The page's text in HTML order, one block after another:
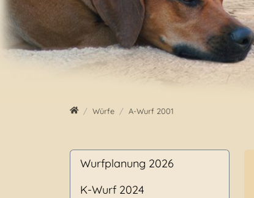
HomeWürfe A-Wurf 2001
Wurfplanung 2026
K-Wurf 2024